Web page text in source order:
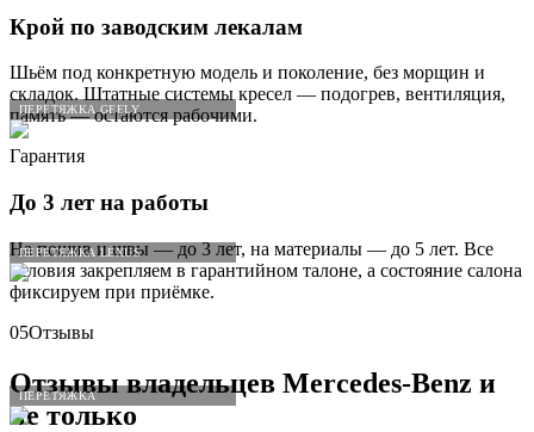
ПЕРЕТЯЖКА GEELY
ПЕРЕТЯЖКА LEXUS
ПЕРЕТЯЖКА
Крой по заводским лекалам
Шьём под конкретную модель и поколение, без морщин и
складок. Штатные системы кресел — подогрев, вентиляция,
память — остаются рабочими.
Гарантия
До 3 лет на работы
На пошив и швы — до 3 лет, на материалы — до 5 лет. Все
условия закрепляем в гарантийном талоне, а состояние салона
фиксируем при приёмке.
05Отзывы
Отзывы владельцев Mercedes-Benz и
не только